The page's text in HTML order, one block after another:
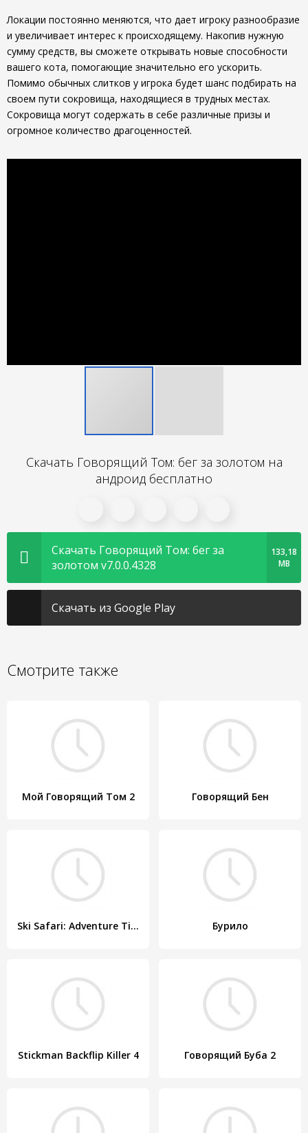
Локации постоянно меняются, что дает игроку разнообразие
и увеличивает интерес к происходящему. Накопив нужную
сумму средств, вы сможете открывать новые способности
вашего кота, помогающие значительно его ускорить.
Помимо обычных слитков у игрока будет шанс подбирать на
своем пути сокровища, находящиеся в трудных местах.
Сокровища могут содержать в себе различные призы и
огромное количество драгоценностей.
Скачать Говорящий Том: бег за золотом на
андроид бесплатно
Скачать Говорящий Том: бег за
золотом v7.0.0.4328
133,18
MB
Скачать из Google Play
Смотрите также
Мой Говорящий Том 2 Говорящий Бен
Ski Safari: Adventure Time Бурило
Stickman Backflip Killer 4 Говорящий Буба 2